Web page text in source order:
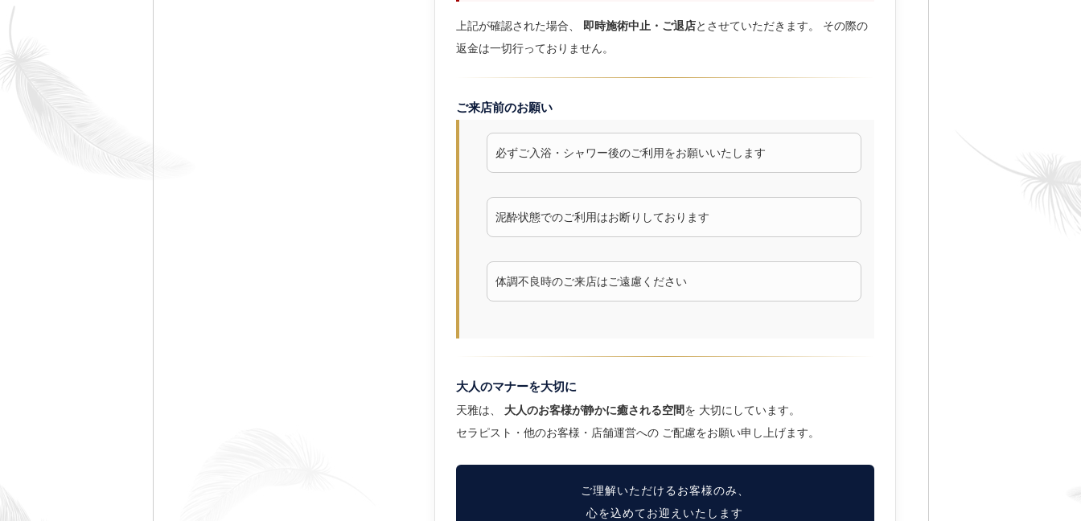
上記が確認された場合、 即時施術中止・ご退店とさせていただきます。 その際の
返金は一切行っておりません。
ご来店前のお願い
必ずご入浴・シャワー後のご利用をお願いいたします
泥酔状態でのご利用はお断りしております
体調不良時のご来店はご遠慮ください
大人のマナーを大切に
天雅は、 大人のお客様が静かに癒される空間を 大切にしています。
セラピスト・他のお客様・店舗運営への ご配慮をお願い申し上げます。
ご理解いただけるお客様のみ、
心を込めてお迎えいたします